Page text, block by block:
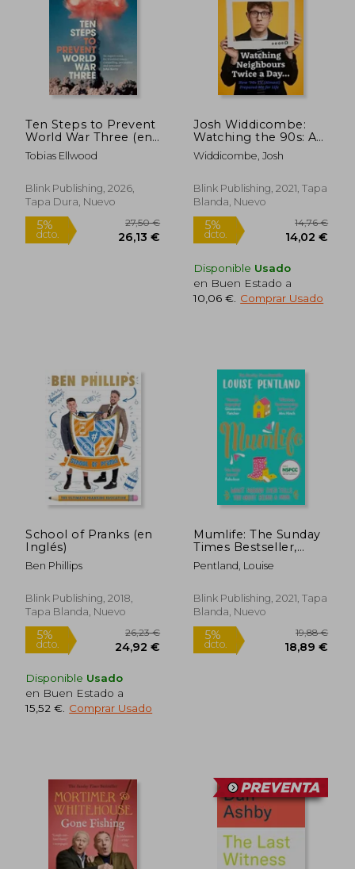
5% 13,74 €
Ten Steps to Prevent
World War Three (en
Inglés)
Tobias Ellwood
Blink Publishing, 2026,
Tapa Dura, Nuevo
Josh Widdicombe:
Watching the 90s: A
Childhood Memoir
(en Inglés)
Widdicombe, Josh
Blink Publishing, 2021, Tapa
Blanda, Nuevo
Disponible Usado
en Buen Estado a
10,06 € Comprar Usado
School of Pranks (en
Inglés)
Ben Phillips
Blink Publishing, 2018,
Tapa Blanda, Nuevo
Disponible Usado
en Buen Estado a
15,52 € Comprar Usado
Mumlife: The Sunday
Times Bestseller,
'Hilarious, Honest,
Heartwarming' Mrs
Pentland, Louise
Blink Publishing, 2021, Tapa
Blanda, Nuevo